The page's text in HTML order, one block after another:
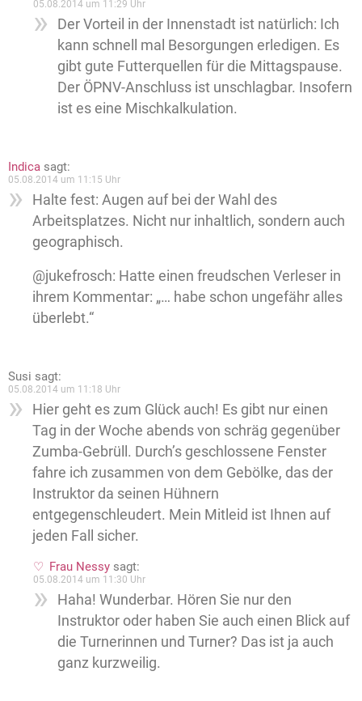
05.08.2014 um 11:29 Uhr
Der Vorteil in der Innenstadt ist natürlich: Ich
kann schnell mal Besorgungen erledigen. Es
gibt gute Futterquellen für die Mittagspause.
Der ÖPNV-Anschluss ist unschlagbar. Insofern
ist es eine Mischkalkulation.
Indica sagt:
05.08.2014 um 11:15 Uhr
Halte fest: Augen auf bei der Wahl des
Arbeitsplatzes. Nicht nur inhaltlich, sondern auch
geographisch.
@jukefrosch: Hatte einen freudschen Verleser in
ihrem Kommentar: „… habe schon ungefähr alles
überlebt.“
Susi sagt:
05.08.2014 um 11:18 Uhr
Hier geht es zum Glück auch! Es gibt nur einen
Tag in der Woche abends von schräg gegenüber
Zumba-Gebrüll. Durch’s geschlossene Fenster
fahre ich zusammen von dem Gebölke, das der
Instruktor da seinen Hühnern
entgegenschleudert. Mein Mitleid ist Ihnen auf
jeden Fall sicher.
Frau Nessy sagt:
05.08.2014 um 11:30 Uhr
Haha! Wunderbar. Hören Sie nur den
Instruktor oder haben Sie auch einen Blick auf
die Turnerinnen und Turner? Das ist ja auch
ganz kurzweilig.